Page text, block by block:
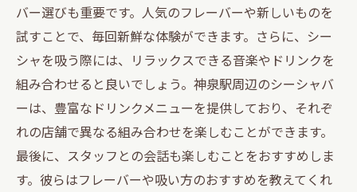
バー選びも重要です。人気のフレーバーや新しいものを
試すことで、毎回新鮮な体験ができます。さらに、シー
シャを吸う際には、リラックスできる音楽やドリンクを
組み合わせると良いでしょう。神泉駅周辺のシーシャバ
ーは、豊富なドリンクメニューを提供しており、それぞ
れの店舗で異なる組み合わせを楽しむことができます。
最後に、スタッフとの会話も楽しむことをおすすめしま
す。彼らはフレーバーや吸い方のおすすめを教えてくれ